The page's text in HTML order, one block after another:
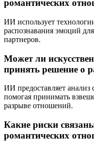
романтических
ИИ использует
распознавания эмоций
партнеров.
Может ли
принять решение о
ИИ предоставляет
помогая принимать
разрыве отношений.
Какие риски
романтических